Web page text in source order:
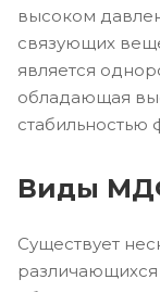
высоком
связующих
является
обладающая
стабильностью
Виды
Существует